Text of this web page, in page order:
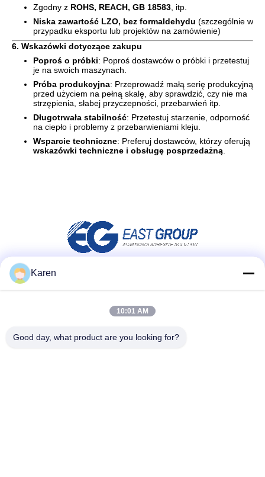
Zgodny z ROHS, REACH, GB 18583 , itp.
Niska zawartość LZO, bez formaldehydu (szczególnie w
przypadku eksportu lub projektów na zamówienie)
6. Wskazówki dotyczące zakupu
Poproś o próbki: Poproś dostawców o próbki i przetestuj
je na swoich maszynach.
Próba produkcyjna: Przeprowadź małą serię produkcyjną
przed użyciem na pełną skalę, aby sprawdzić, czy nie ma
strzępienia, słabej przyczepności, przebarwień itp.
Długotrwała stabilność: Przetestuj starzenie, odporność
na ciepło i problemy z przebarwieniami kleju.
Wsparcie techniczne: Preferuj dostawców, którzy oferują
wskazówki techniczne i obsługę posprzedażną
Szybki kontakt
Karen
10:01 AM
Good day, what product are you looking for?